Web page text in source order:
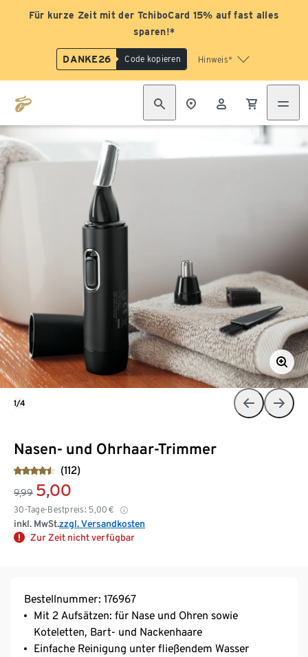
Für kurze Zeit mit der TchiboCard 15% auf fast alles
sparen!*
DANKE26 Code kopieren Hinweis*
Nasen- und Ohrhaar-Trimmer
(112)
9,99 5,00
30-Tage-Bestpreis: 5,00 €
inkl. MwSt.zzgl. Versandkosten
Zur Zeit nicht verfügbar
1/4
Bestellnummer: 176967
Mit 2 Aufsätzen: für Nase und Ohren sowie
Koteletten, Bart- und Nackenhaare
Einfache Reinigung unter fließendem Wasser